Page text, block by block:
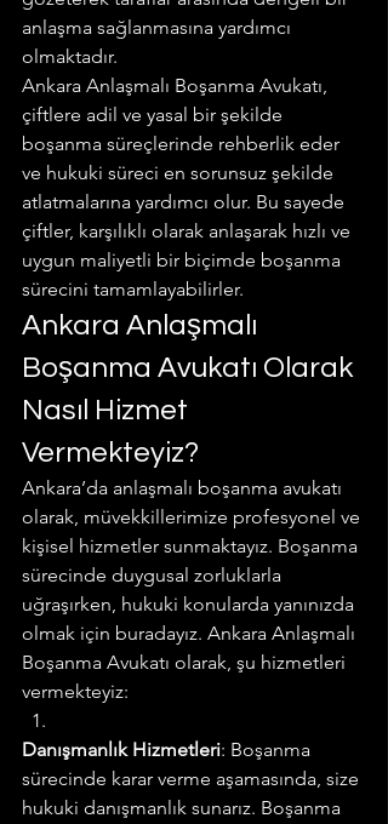
anlaşma sağlanmasına yardımcı
olmaktadır.
Ankara Anlaşmalı Boşanma Avukatı,
çiftlere adil ve yasal bir şekilde
boşanma süreçlerinde rehberlik eder
ve hukuki süreci en sorunsuz şekilde
atlatmalarına yardımcı olur. Bu sayede
çiftler, karşılıklı olarak anlaşarak hızlı ve
uygun maliyetli bir biçimde boşanma
sürecini tamamlayabilirler.
Ankara Anlaşmalı
Boşanma Avukatı Olarak
Nasıl Hizmet
Vermekteyiz?
Ankara’da anlaşmalı boşanma avukatı
olarak, müvekkillerimize profesyonel ve
kişisel hizmetler sunmaktayız. Boşanma
sürecinde duygusal zorluklarla
uğraşırken, hukuki konularda yanınızda
olmak için buradayız. Ankara Anlaşmalı
Boşanma Avukatı olarak, şu hizmetleri
vermekteyiz:
Danışmanlık Hizmetleri: Boşanma
sürecinde karar verme aşamasında, size
hukuki danışmanlık sunarız. Boşanma